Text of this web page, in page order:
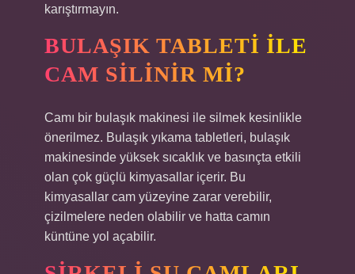
karıştırmayın.
BULAŞIK TABLETI ILE
CAM SILINIR MI?
Camı bir bulaşık makinesi ile silmek kesinlikle
önerilmez. Bulaşık yıkama tabletleri, bulaşık
makinesinde yüksek sıcaklık ve basınçta etkili
olan çok güçlü kimyasallar içerir. Bu
kimyasallar cam yüzeyine zarar verebilir,
çizilmelere neden olabilir ve hatta camın
küntüne yol açabilir.